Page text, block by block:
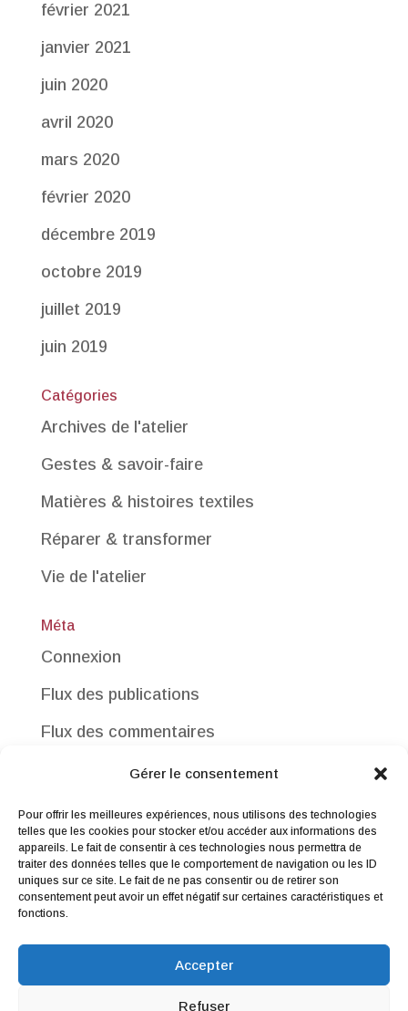
Gérer le consentement
Pour offrir les meilleures expériences, nous utilisons des technologies
telles que les cookies pour stocker et/ou accéder aux informations des
appareils. Le fait de consentir à ces technologies nous permettra de
traiter des données telles que le comportement de navigation ou les ID
uniques sur ce site. Le fait de ne pas consentir ou de retirer son
consentement peut avoir un effet négatif sur certaines caractéristiques et
fonctions.
Accepter
Refuser
février 2021
janvier 2021
juin 2020
avril 2020
mars 2020
février 2020
décembre 2019
octobre 2019
juillet 2019
juin 2019
Catégories
Archives de l'atelier
Gestes & savoir-faire
Matières & histoires textiles
Réparer & transformer
Vie de l'atelier
Méta
Connexion
Flux des publications
Flux des commentaires
Site de WordPress-FR
Me contacter|Droit de rétractation|
Mentions légales & Politique de
confidentialité